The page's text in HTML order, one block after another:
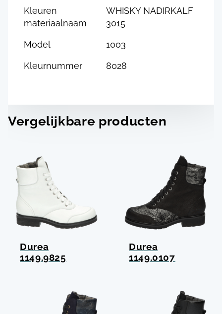
Kleuren
materiaalnaam
WHISKY NADIRKALF
3015
Model 1003
Kleurnummer 8028
Vergelijkbare producten
Durea
1149.9825
Durea
1149.0107